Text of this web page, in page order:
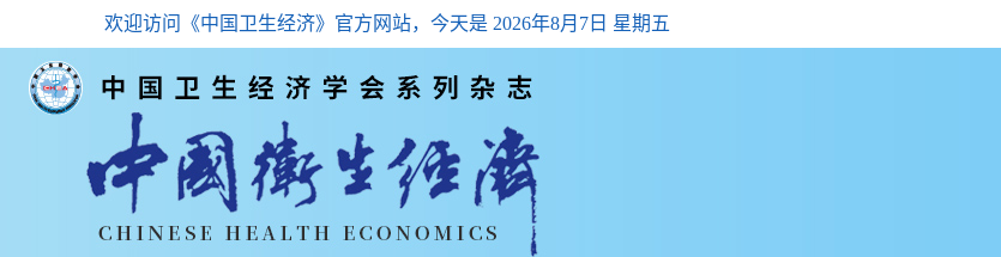
欢迎访问《中国卫生经济》官方网站，今天是 2026年8月7日 星期五